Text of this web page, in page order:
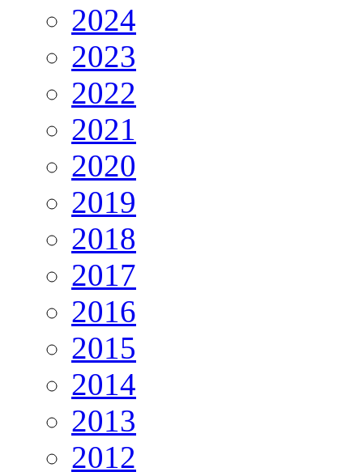
2024
2023
2022
2021
2020
2019
2018
2017
2016
2015
2014
2013
2012